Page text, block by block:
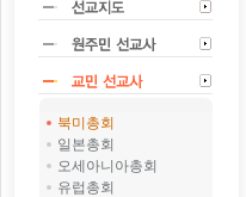
북미총회
일본총회
오세아니아총회
유럽총회